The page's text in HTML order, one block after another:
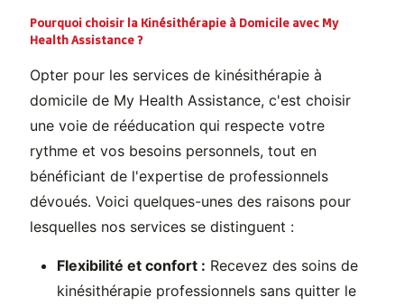
Pourquoi choisir la Kinésithérapie à Domicile avec My
Health Assistance ?
Opter pour les services de kinésithérapie à
domicile de My Health Assistance, c'est choisir
une voie de rééducation qui respecte votre
rythme et vos besoins personnels, tout en
bénéficiant de l'expertise de professionnels
dévoués. Voici quelques-unes des raisons pour
lesquelles nos services se distinguent :
Flexibilité et confort : Recevez des soins de
kinésithérapie professionnels sans quitter le